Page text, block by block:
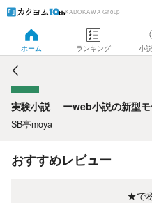
KADOKAWA Group
ホーム ランキング 小
実験小説 ーweb小説の新
実験小説 ーweb小説の新型モ
SB亭moya
おすすめレビュー
★で